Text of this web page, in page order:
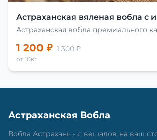
Астраханская вяленая вобла с
Астраханская вобла премиального
1 200 ₽ 1 300 ₽
от 10кг
Астраханская Вобла
Вобла Астрахань - с вешалов на ваш